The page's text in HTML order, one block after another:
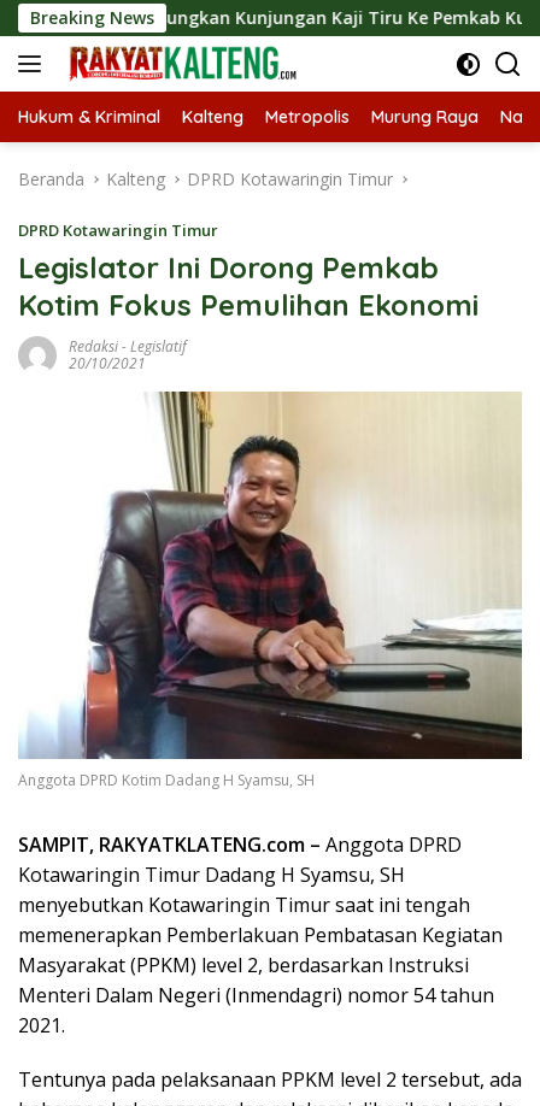
Langsung
ke
konten
Breaking NewsKunjungan Kaji Tiru Ke Pemkab Kulon Progo
Hukum & Kriminal Kalteng Metropolis Murung Raya
Beranda Kalteng DPRD Kotawaringin Timur
DPRD Kotawaringin Timur
Legislator Ini Dorong Pemkab
Kotim Fokus Pemulihan Ekonomi
Redaksi-Legislatif
20/10/2021
Anggota DPRD Kotim Dadang H Syamsu, SH
SAMPIT, RAKYATKLATENG.com – Anggota DPRD
Kotawaringin Timur Dadang H Syamsu, SH
menyebutkan Kotawaringin Timur saat ini tengah
memenerapkan Pemberlakuan Pembatasan Kegiatan
Masyarakat (PPKM) level 2, berdasarkan Instruksi
Menteri Dalam Negeri (Inmendagri) nomor 54 tahun
2021.
Tentunya pada pelaksanaan PPKM level 2 tersebut, ada